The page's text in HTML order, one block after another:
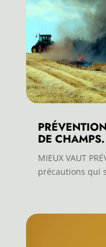
DE CHAMPS.
MIEUX VAUT
précautions qui